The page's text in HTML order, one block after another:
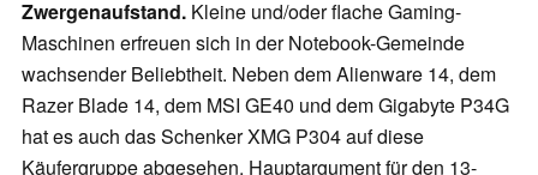
Forum
Zwergenaufstand. Kleine und/oder flache Gaming-
Maschinen erfreuen sich in der Notebook-Gemeinde
wachsender Beliebtheit. Neben dem Alienware 14, dem
Razer Blade 14, dem MSI GE40 und dem Gigabyte P34G
hat es auch das Schenker XMG P304 auf diese
Käufergruppe abgesehen. Hauptargument für den 13-